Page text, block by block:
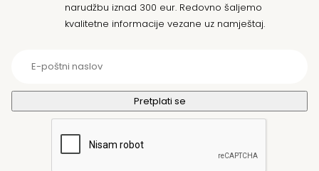
narudžbu iznad 300 eur. Redovno šaljemo
kvalitetne informacije vezane uz namještaj.